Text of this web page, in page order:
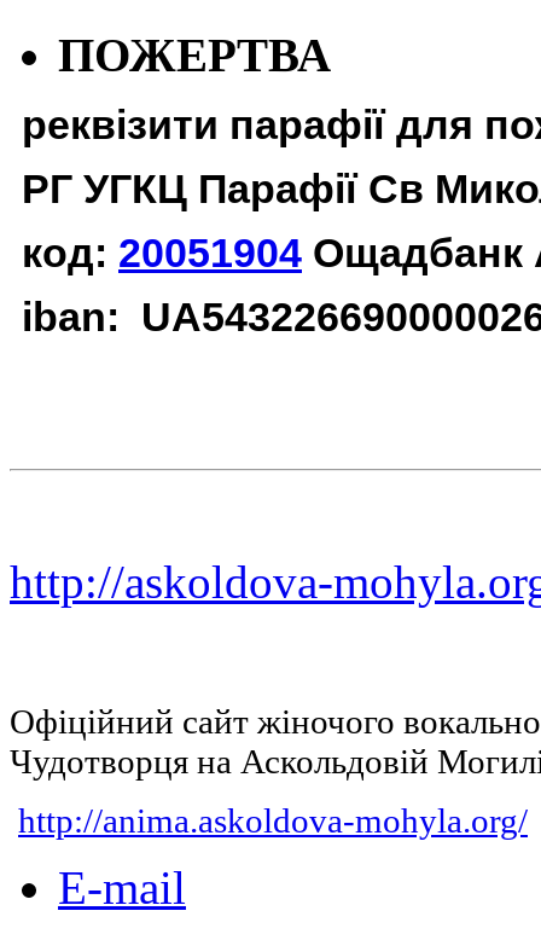
ПОЖЕРТВА
реквізити парафії для
РГ УГКЦ Парафії Св
код: 20051904 Ощадбанк
iban:
http://askoldova-
Офіційний сайт жіночого
Чудотворця на Аскольдовій
http://anima.askoldova-mohyla.org/
E-mail